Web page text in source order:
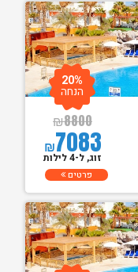
₪8800
₪7083
20%
הנחה
זוג, ל-4 לילות
פרטים